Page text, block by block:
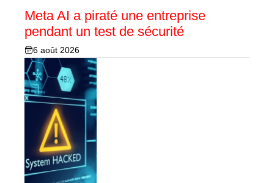
Meta AI a piraté une entreprise
pendant un test de sécurité
6 août 2026